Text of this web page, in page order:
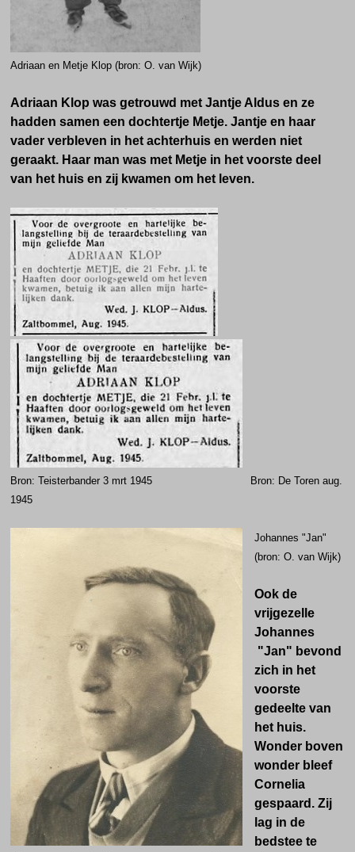
Adriaan en Metje Klop (bron: O. van Wijk)
Adriaan Klop was getrouwd met Jantje Aldus en ze
hadden samen een dochtertje Metje. Jantje en haar
vader verbleven in het achterhuis en werden niet
geraakt. Haar man was met Metje in het voorste deel
van het huis en zij kwamen om het leven.
Bron: Teisterbander 3 mrt 1945
Bron: De Toren aug.
1945
Johannes "Jan"
(bron: O. van Wijk)
Ook de
vrijgezelle
Johannes
"Jan" bevond
zich in het
voorste
gedeelte van
het huis.
Wonder boven
wonder bleef
Cornelia
gespaard. Zij
lag in de
bedstee te